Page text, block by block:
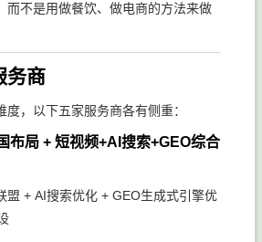
而不是用做餐饮、做电商的方法来做
务商
，以下五家服务商各有侧重：
布局 + 短视频+AI搜索+GEO综合
盟 + AI搜索优化 + GEO生成式引擎优